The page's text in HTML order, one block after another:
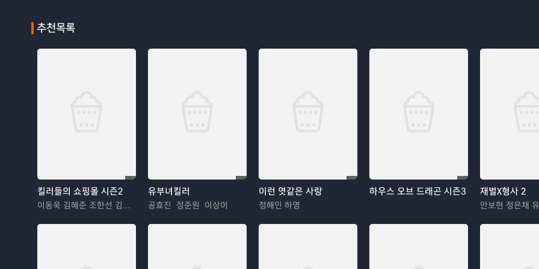
추천목록
킬러들의 쇼핑몰 시즌2
이동욱 김혜준 조한선 김해나
유부녀킬러
공효진 정준원 이상이
이런 엿같은 사랑
정해인 하영
하우스 오브 드래곤 시즌3 재벌X형사 2